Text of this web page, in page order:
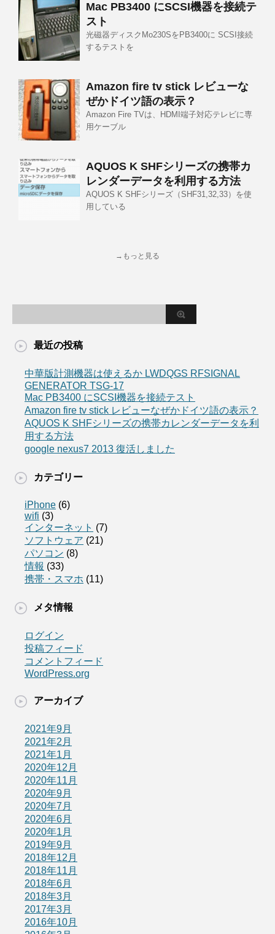
Mac PB3400 にSCSI機器を接続テ
スト
光磁器ディスクMo230SをPB3400に SCSI接続
するテストを
Amazon fire tv stick レビューな
ぜかドイツ語の表示？
Amazon Fire TVは、HDMI端子対応テレビに専
用ケーブル
AQUOS K SHFシリーズの携帯カ
レンダーデータを利用する方法
AQUOS K SHFシリーズ（SHF31,32,33）を使
用している
→もっと見る
最近の投稿
中華版計測機器は使えるか LWDQGS RFSIGNAL
GENERATOR TSG-17
Mac PB3400 にSCSI機器を接続テスト
Amazon fire tv stick レビューなぜかドイツ語の表示？
AQUOS K SHFシリーズの携帯カレンダーデータを利
用する方法
google nexus7 2013 復活しました
カテゴリー
iPhone (6)
wifi (3)
インターネット (7)
ソフトウェア (21)
パソコン (8)
情報 (33)
携帯・スマホ (11)
メタ情報
ログイン
投稿フィード
コメントフィード
WordPress.org
アーカイブ
2021年9月
2021年2月
2021年1月
2020年12月
2020年11月
2020年9月
2020年7月
2020年6月
2020年1月
2019年9月
2018年12月
2018年11月
2018年6月
2018年3月
2017年3月
2016年10月